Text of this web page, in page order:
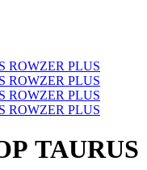
TAURUS